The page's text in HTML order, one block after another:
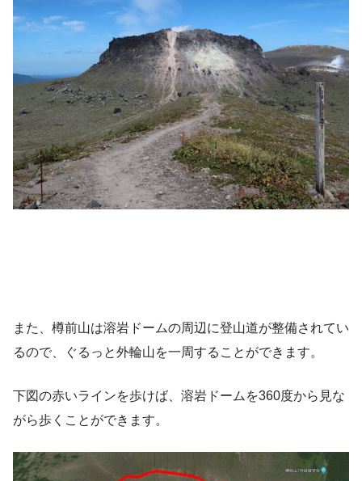
また、樽前山は溶岩ドームの周辺に登山道が整備されてい
るので、ぐるっと外輪山を一周することができます。
下図の赤いラインを歩けば、溶岩ドームを360度から見な
がら歩くことができます。